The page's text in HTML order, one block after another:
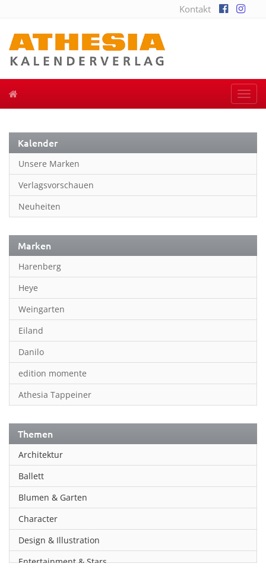
Kontakt
Kalender
Unsere Marken
Verlagsvorschauen
Neuheiten
Marken
Harenberg
Heye
Weingarten
Eiland
Danilo
edition momente
Athesia Tappeiner
Themen
Architektur
Ballett
Blumen & Garten
Character
Design & Illustration
Entertainment & Stars